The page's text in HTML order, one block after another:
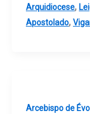
Arquidiocese,
Apostolado,
Arcebispo de